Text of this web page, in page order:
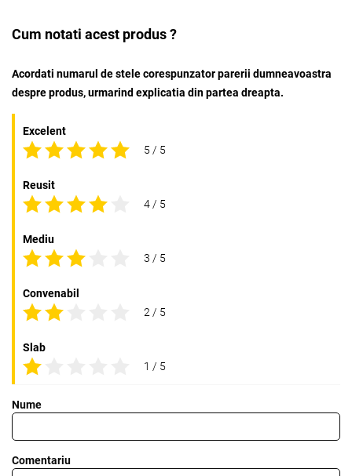
Cum notati acest produs ?
Acordati numarul de stele corespunzator parerii dumneavoastra
despre produs, urmarind explicatia din partea dreapta.
Excelent
5 / 5
Reusit
4 / 5
Mediu
3 / 5
Convenabil
2 / 5
Slab
1 / 5
Nume
Comentariu